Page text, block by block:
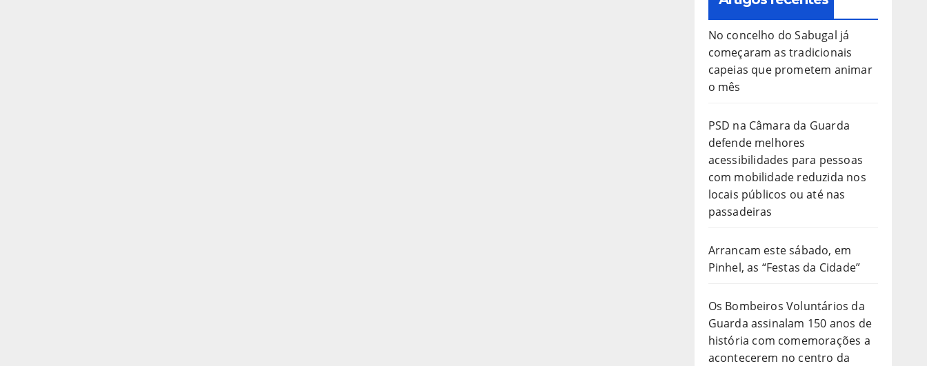
No concelho do Sabugal já
começaram as tradicionais
capeias que prometem animar
o mês
PSD na Câmara da Guarda
defende melhores
acessibilidades para pessoas
com mobilidade reduzida nos
locais públicos ou até nas
passadeiras
Arrancam este sábado, em
Pinhel, as “Festas da Cidade”
Os Bombeiros Voluntários da
Guarda assinalam 150 anos de
história com comemorações a
acontecerem no centro da